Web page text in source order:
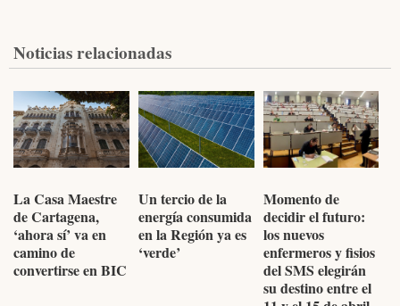
Noticias relacionadas
La Casa Maestre
de Cartagena,
‘ahora sí’ va en
camino de
convertirse en BIC
Un tercio de la
energía consumida
en la Región ya es
‘verde’
Momento de
decidir el futuro:
los nuevos
enfermeros y fisios
del SMS elegirán
su destino entre el